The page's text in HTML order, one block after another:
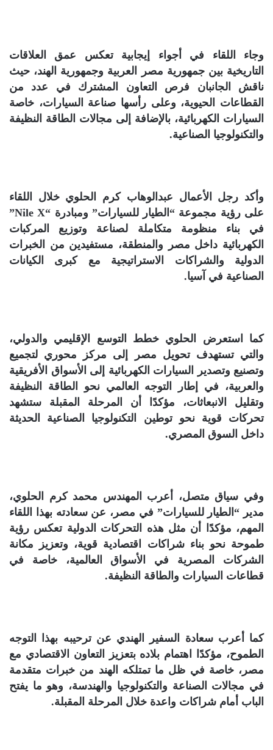
وجاء اللقاء في أجواء إيجابية تعكس عمق العلاقات
التاريخية بين جمهورية مصر العربية وجمهورية الهند، حيث
ناقش الجانبان فرص التعاون المشترك في عدد من
القطاعات الحيوية، وعلى رأسها صناعة السيارات، خاصة
السيارات الكهربائية، بالإضافة إلى مجالات الطاقة النظيفة
والتكنولوجيا الصناعية.
وأكد رجل الأعمال عبدالوهاب كرم الحلوي خلال اللقاء
على رؤية مجموعة “الطيار للسيارات” ومبادرة “Nile X”
في بناء منظومة متكاملة لصناعة وتوزيع المركبات
الكهربائية داخل مصر والمنطقة، مستفيدين من الخبرات
الدولية والشراكات الاستراتيجية مع كبرى الكيانات
الصناعية في آسيا.
كما استعرض الحلوي خطط التوسع الإقليمي والدولي،
والتي تستهدف تحويل مصر إلى مركز محوري لتجميع
وتصنيع وتصدير السيارات الكهربائية إلى الأسواق الأفريقية
والعربية، في إطار التوجه العالمي نحو الطاقة النظيفة
وتقليل الانبعاثات، مؤكدًا أن المرحلة المقبلة ستشهد
تحركات قوية نحو توطين التكنولوجيا الصناعية الحديثة
داخل السوق المصري.
وفي سياق متصل، أعرب المهندس محمد كرم الحلوي،
مدير “الطيار للسيارات” في مصر، عن سعادته بهذا اللقاء
المهم، مؤكدًا أن مثل هذه التحركات الدولية تعكس رؤية
طموحة نحو بناء شراكات اقتصادية قوية، وتعزيز مكانة
الشركات المصرية في الأسواق العالمية، خاصة في
قطاعات السيارات والطاقة النظيفة.
كما أعرب سعادة السفير الهندي عن ترحيبه بهذا التوجه
الطموح، مؤكدًا اهتمام بلاده بتعزيز التعاون الاقتصادي مع
مصر، خاصة في ظل ما تمتلكه الهند من خبرات متقدمة
في مجالات الصناعة والتكنولوجيا والهندسة، وهو ما يفتح
الباب أمام شراكات واعدة خلال المرحلة المقبلة.